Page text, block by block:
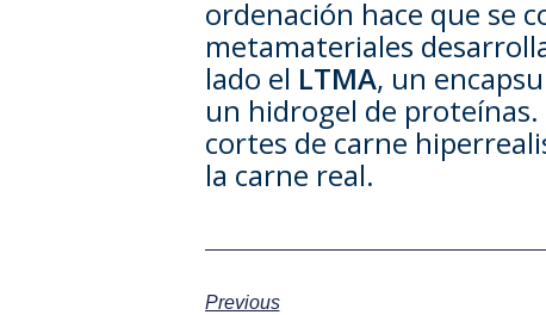
ordenación hace que se
metamateriales
lado el LTMA, un
un hidrogel de
cortes de carne
la carne real.
Previous